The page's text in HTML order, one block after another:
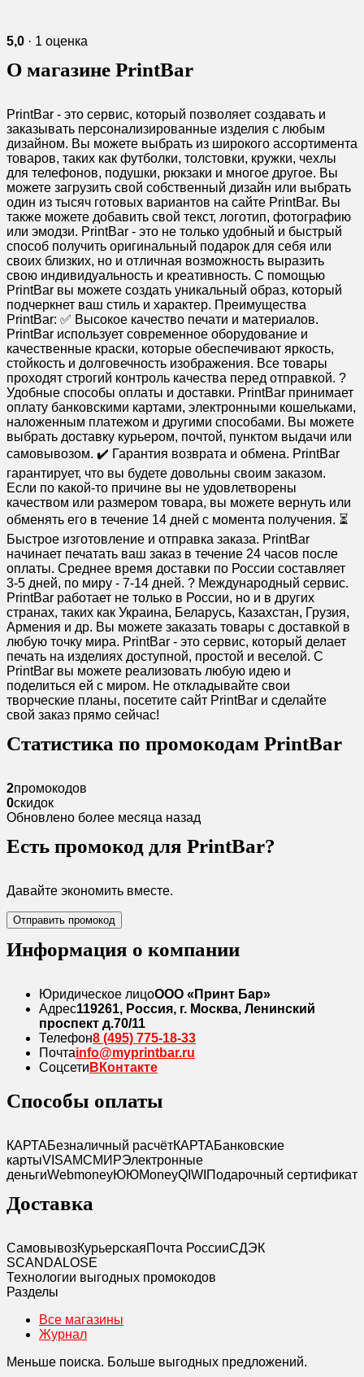
5,0 · 1 оценка
О магазине PrintBar
PrintBar - это сервис, который позволяет создавать и
заказывать персонализированные изделия с любым
дизайном. Вы можете выбрать из широкого ассортимента
товаров, таких как футболки, толстовки, кружки, чехлы
для телефонов, подушки, рюкзаки и многое другое. Вы
можете загрузить свой собственный дизайн или выбрать
один из тысяч готовых вариантов на сайте PrintBar. Вы
также можете добавить свой текст, логотип, фотографию
или эмодзи. PrintBar - это не только удобный и быстрый
способ получить оригинальный подарок для себя или
своих близких, но и отличная возможность выразить
свою индивидуальность и креативность. С помощью
PrintBar вы можете создать уникальный образ, который
подчеркнет ваш стиль и характер. Преимущества
PrintBar: ✅ Высокое качество печати и материалов.
PrintBar использует современное оборудование и
качественные краски, которые обеспечивают яркость,
стойкость и долговечность изображения. Все товары
проходят строгий контроль качества перед отправкой. ?
Удобные способы оплаты и доставки. PrintBar принимает
оплату банковскими картами, электронными кошельками,
наложенным платежом и другими способами. Вы можете
выбрать доставку курьером, почтой, пунктом выдачи или
самовывозом. ✔️ Гарантия возврата и обмена. PrintBar
гарантирует, что вы будете довольны своим заказом.
Если по какой-то причине вы не удовлетворены
качеством или размером товара, вы можете вернуть или
обменять его в течение 14 дней с момента получения. ⏳
Быстрое изготовление и отправка заказа. PrintBar
начинает печатать ваш заказ в течение 24 часов после
оплаты. Среднее время доставки по России составляет
3-5 дней, по миру - 7-14 дней. ? Международный сервис.
PrintBar работает не только в России, но и в других
странах, таких как Украина, Беларусь, Казахстан, Грузия,
Армения и др. Вы можете заказать товары с доставкой в
любую точку мира. PrintBar - это сервис, который делает
печать на изделиях доступной, простой и веселой. С
PrintBar вы можете реализовать любую идею и
поделиться ей с миром. Не откладывайте свои
творческие планы, посетите сайт PrintBar и сделайте
свой заказ прямо сейчас!
Статистика по промокодам PrintBar
2промокодов
0скидок
Обновлено более месяца назад
Есть промокод для PrintBar?
Давайте экономить вместе.
Отправить промокод
Информация о компании
Юридическое лицоООО «Принт Бар»
Адрес119261, Россия, г. Москва, Ленинский
проспект д.70/11
Телефон8 (495) 775-18-33
Почтаinfo@myprintbar.ru
Соцсети ВКонтакте
Способы оплаты
КАРТАБезналичный расчётКАРТАБанковские
картыVISAMCМИРЭлектронные
деньгиWebmoneyЮЮMoneyQIWI Подарочный сертификат
Доставка
СамовывозКурьерскаяПочта РоссииСДЭК
SCANDALOSE
Технологии выгодных промокодов
Разделы
Все магазины
Журнал
Меньше поиска. Больше выгодных предложений.